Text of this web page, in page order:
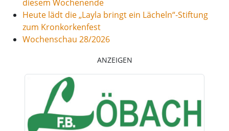
diesem Wochenende
Heute lädt die „Layla bringt ein Lächeln“-Stiftung
zum Kronkorkenfest
Wochenschau 28/2026
ANZEIGEN